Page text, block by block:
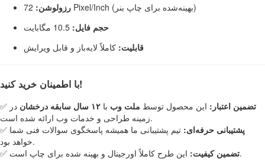
رزولوشن:
72 Pixel/Inch (بهینه‌شده برای چاپ بنر)
حجم فایل:
قابلیت: کاملاً لایه‌باز و قابل ویرایش
با اطمینان خرید کنید!
✅ تضمین اعتبار: این محصول توسط ملت وب با ۱۲ سال سابقه درخشان
در
زمینه طراحی و خدمات وب ارائه شده است.
✅
پشتیبانی حرفه‌ای: تیم پشتیبانی ما همیشه پاسخگوی سوالات فنی شما
خواهد بود.
✅
تضمین کیفیت:این طرح کاملاً اورجینال و بهینه شده برای چاپ است.